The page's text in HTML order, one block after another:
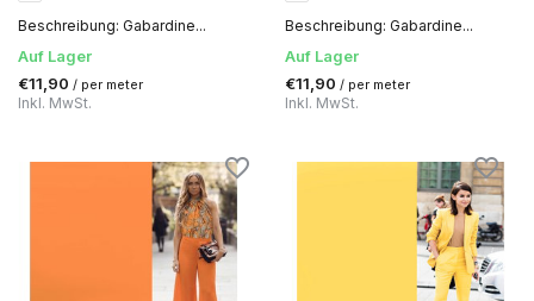
Beschreibung: Gabardine...
Auf Lager
€11,90 / per meter
Inkl. MwSt.
Beschreibung: Gabardine...
Auf Lager
€11,90 / per meter
Inkl. MwSt.